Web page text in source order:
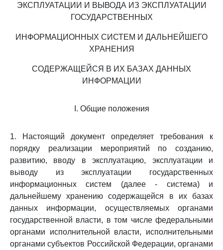
ЭКСПЛУАТАЦИИ И ВЫВОДА ИЗ ЭКСПЛУАТАЦИИ
ГОСУДАРСТВЕННЫХ
ИНФОРМАЦИОННЫХ СИСТЕМ И ДАЛЬНЕЙШЕГО
ХРАНЕНИЯ
СОДЕРЖАЩЕЙСЯ В ИХ БАЗАХ ДАННЫХ
ИНФОРМАЦИИ
I. Общие положения
1. Настоящий документ определяет требования к
порядку реализации мероприятий по созданию,
развитию, вводу в эксплуатацию, эксплуатации и
выводу из эксплуатации государственных
информационных систем (далее - система) и
дальнейшему хранению содержащейся в их базах
данных информации, осуществляемых органами
государственной власти, в том числе федеральными
органами исполнительной власти, исполнительными
органами субъектов Российской Федерации, органами